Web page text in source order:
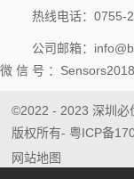
热线电话：0755-
公司邮箱：
微 信 号 ：Sensors2018
©2022 - 2023 深圳必
版权所有- 粤ICP备
网站地图